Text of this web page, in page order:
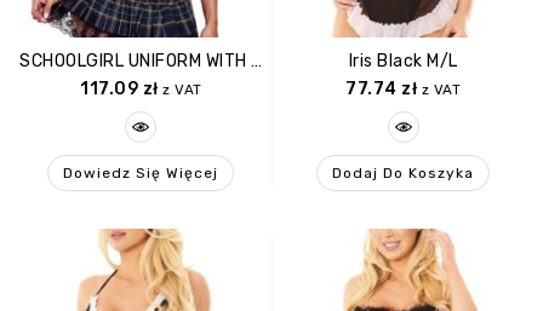
SCHOOLGIRL UNIFORM WITH BRA, SKIRT & TIE
117.09 zł z VAT
Dowiedz Się Więcej
Iris Black M/L
77.74 zł z VAT
Dodaj Do Koszyka